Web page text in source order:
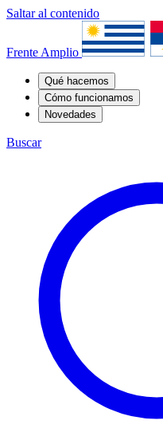
Saltar al contenido
Frente Amplio
Qué hacemos
Cómo funcionamos
Novedades
Buscar